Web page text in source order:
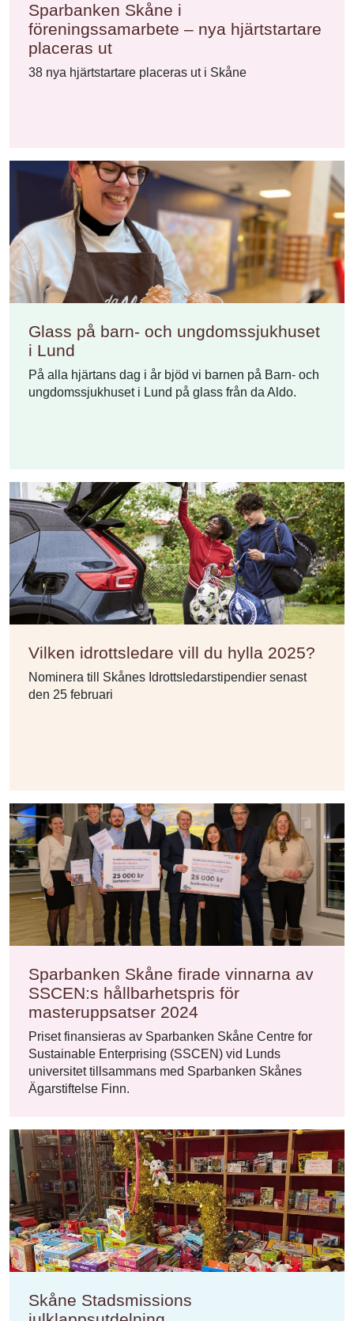
Sparbanken Skåne i
föreningssamarbete – nya hjärtstartare
placeras ut
38 nya hjärtstartare placeras ut i Skåne
Glass på barn- och ungdomssjukhuset
i Lund
På alla hjärtans dag i år bjöd vi barnen på Barn- och
ungdomssjukhuset i Lund på glass från da Aldo.
Vilken idrottsledare vill du hylla 2025?
Nominera till Skånes Idrottsledarstipendier senast
den 25 februari
Sparbanken Skåne firade vinnarna av
SSCEN:s hållbarhetspris för
masteruppsatser 2024
Priset finansieras av Sparbanken Skåne Centre for
Sustainable Enterprising (SSCEN) vid Lunds
universitet tillsammans med Sparbanken Skånes
Ägarstiftelse Finn.
Skåne Stadsmissions